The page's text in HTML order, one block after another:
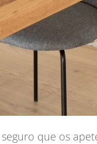
seguro que os